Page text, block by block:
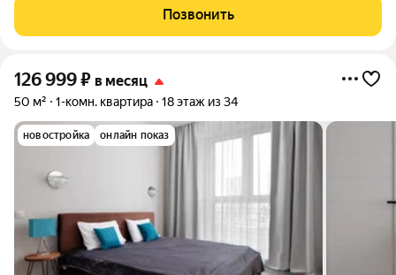
вы будете первыми! Всё абсолютно новое: от дизайнерского
ремонта и мебели до
Позвонить
126 999₽ в месяц
50 м² 1-комн. квартира 18 этаж из 34
новостройка онлайн показ